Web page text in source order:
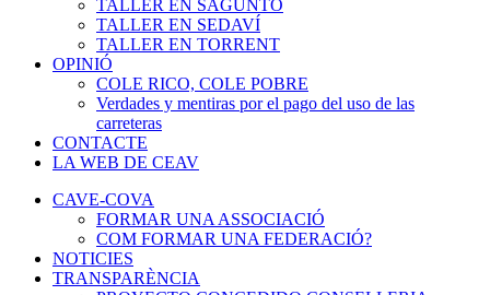
TALLER EN SAGUNTO
TALLER EN SEDAVÍ
TALLER EN TORRENT
OPINIÓ
COLE RICO, COLE POBRE
Verdades y mentiras por el pago del uso de las
carreteras
CONTACTE
LA WEB DE CEAV
CAVE-COVA
FORMAR UNA ASSOCIACIÓ
COM FORMAR UNA FEDERACIÓ?
NOTICIES
TRANSPARÈNCIA